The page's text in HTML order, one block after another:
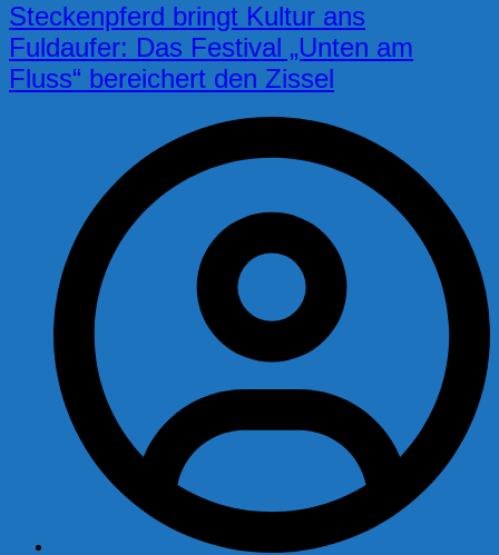
Steckenpferd bringt Kultur ans
Fuldaufer: Das Festival „Unten am
Fluss“ bereichert den Zissel